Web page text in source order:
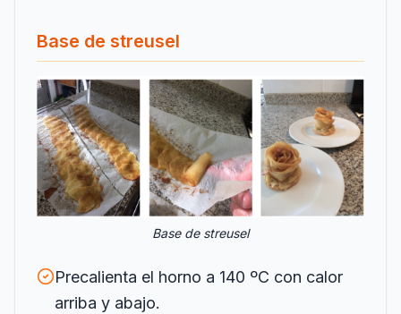
Base de streusel
Base de streusel
Precalienta el horno a 140 ºC con calor
arriba y abajo.